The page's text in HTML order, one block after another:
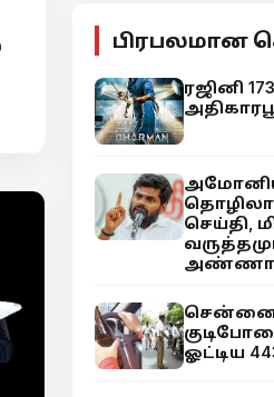
பிரபலமான
ரஜினி
செய்தி,
ஓட்டிய